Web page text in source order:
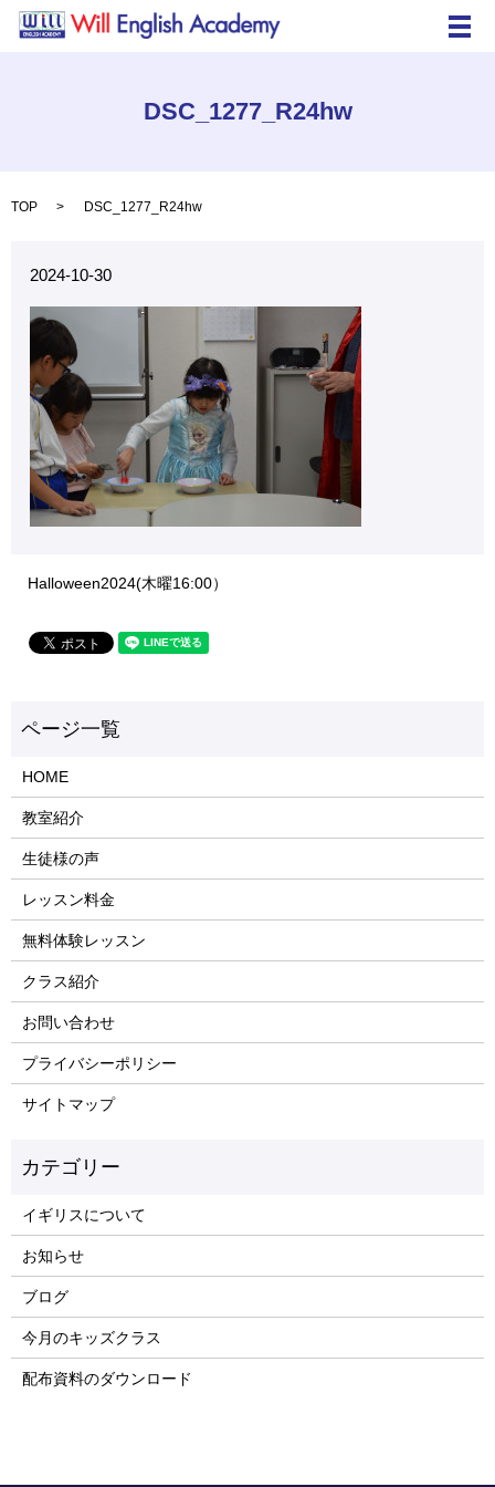
メ
DSC_1277_R24hw
TOP DSC_1277_R24hw
2024-10-30
Halloween2024(木曜16:00）
HOME
教室紹介
生徒様の声
レッスン料金
無料体験レッスン
クラス紹介
お問い合わせ
プライバシーポリシー
サイトマップ
イギリスについて
お知らせ
ブログ
今月のキッズクラス
配布資料のダウンロード